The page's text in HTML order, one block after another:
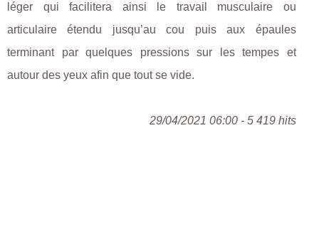
léger qui facilitera ainsi le travail musculaire ou
articulaire étendu jusqu’au cou puis aux épaules
terminant par quelques pressions sur les tempes et
autour des yeux afin que tout se vide.
29/04/2021 06:00 - 5 419 hits